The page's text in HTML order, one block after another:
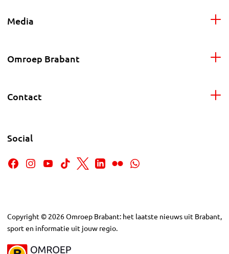
Media
Omroep Brabant
Contact
Social
Copyright © 2026Omroep Brabant: het laatste nieuws uit Brabant,
sport en informatie uit jouw regio.